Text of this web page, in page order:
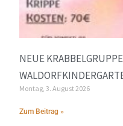
NEUE
Montag, 3. August 2026
Zum Beitrag »